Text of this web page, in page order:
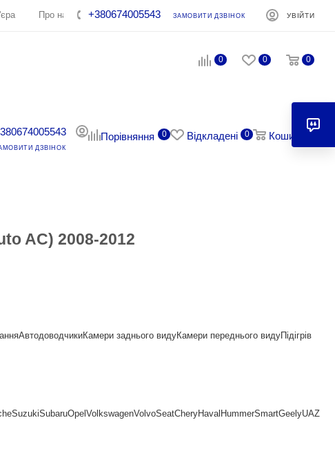
Про нас Контакти
+380674005543 ЗАМОВИТИ ДЗВІНОК УВІЙТИ
0 0 0
ДЗВІНОК
Порівняння 0 Відкладені 0 Кошик 0
AC) 2008-2012
АвтодоводчикиКамери заднього видуКамери переднього видуПідігрів
SuzukiSubaruOpel VolkswagenVolvoSeatCheryHaval HummerSmartGeelyUAZ